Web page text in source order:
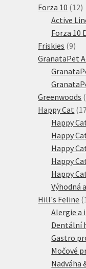
Forza 10 1212
Active
Forza 10
Friskies 99
GranataPet
Greenwoods
Happy Cat
Happy
Happy
Happy
Happy
Happy
Výhodná
Hill's Feline
Alergie a
Dentální
Gastro
Močové
Nadváha